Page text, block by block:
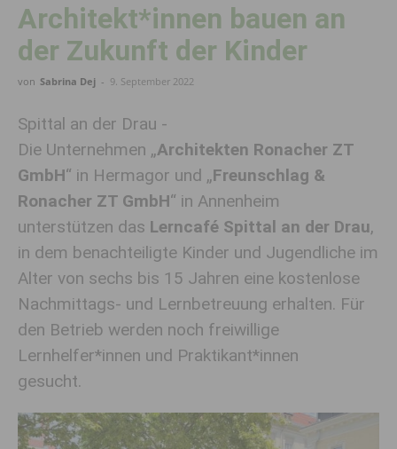
Architekt*innen bauen an
der Zukunft der Kinder
von Sabrina Dej - 9. September 2022
Spittal an der Drau -
Die Unternehmen „Architekten Ronacher ZT
GmbH“ in Hermagor und „Freunschlag &
Ronacher ZT GmbH“ in Annenheim
unterstützen das Lerncafé Spittal an der Drau,
in dem benachteiligte Kinder und Jugendliche im
Alter von sechs bis 15 Jahren eine kostenlose
Nachmittags- und Lernbetreuung erhalten. Für
den Betrieb werden noch freiwillige
Lernhelfer*innen und Praktikant*innen
gesucht.